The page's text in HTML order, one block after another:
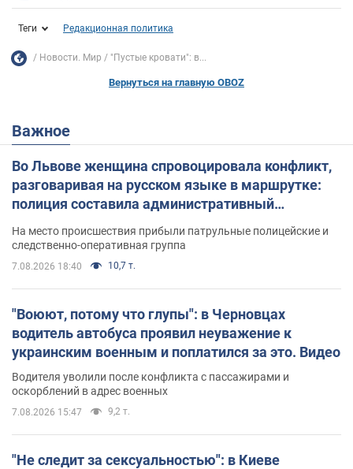
Теги Редакционная политика
Новости. Мир "Пустые кровати": в...
Вернуться на главную OBOZ
Важное
Во Львове женщина спровоцировала конфликт,
разговаривая на русском языке в маршрутке:
полиция составила административный
На место происшествия прибыли патрульные полицейские и
следственно-оперативная группа
7.08.2026 18:40 10,7 т.
"Воюют, потому что глупы": в Черновцах
водитель автобуса проявил неуважение к
украинским военным и поплатился за это. Видео
Водителя уволили после конфликта с пассажирами и
оскорблений в адрес военных
7.08.2026 15:47 9,2 т.
"Не следит за сексуальностью": в Киеве